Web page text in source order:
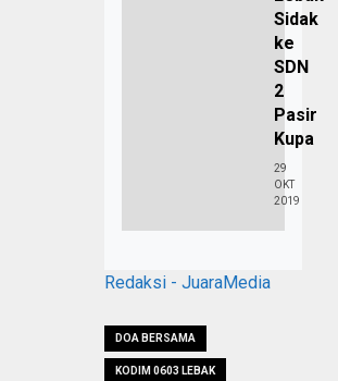
Sidak
ke
SDN
2
Pasir
Kupa
29
OKT
2019
Redaksi - JuaraMedia
DOA BERSAMA
KODIM 0603 LEBAK